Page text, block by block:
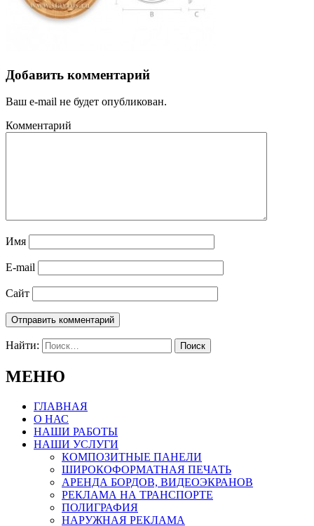
Добавить комментарий
Ваш e-mail не будет опубликован.
Комментарий
Имя
E-mail
Сайт
Найти:
МЕНЮ
ГЛАВНАЯ
О НАС
НАШИ РАБОТЫ
НАШИ УСЛУГИ
КОМПОЗИТНЫЕ ПАНЕЛИ
ШИРОКОФОРМАТНАЯ ПЕЧАТЬ
АРЕНДА БОРДОВ, ВИДЕОЭКРАНОВ
РЕКЛАМА НА ТРАНСПОРТЕ
ПОЛИГРАФИЯ
НАРУЖНАЯ РЕКЛАМА